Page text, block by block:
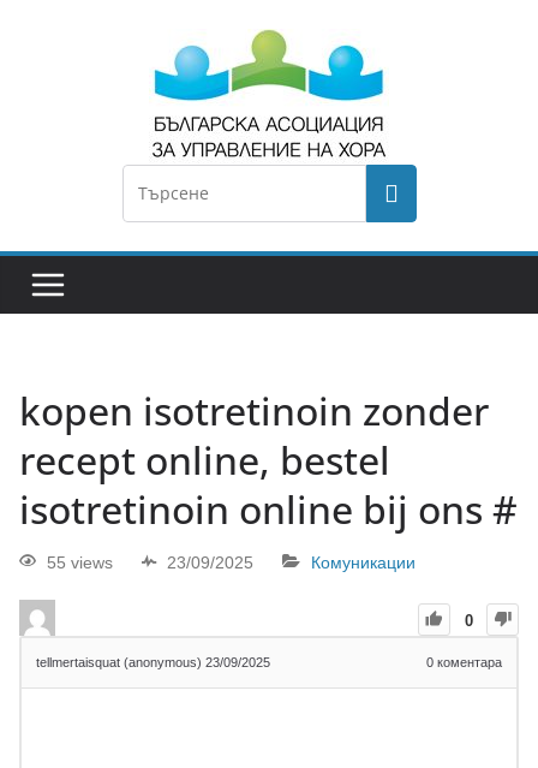
kopen isotretinoin zonder
recept online, bestel
isotretinoin online bij ons #
55 views 23/09/2025 Комуникации
0
tellmertaisquat (anonymous) 23/09/2025 0 коментара